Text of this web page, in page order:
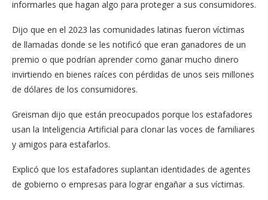
informarles que hagan algo para proteger a sus consumidores.
Dijo que en el 2023 las comunidades latinas fueron víctimas
de llamadas donde se les notificó que eran ganadores de un
premio o que podrían aprender como ganar mucho dinero
invirtiendo en bienes raíces con pérdidas de unos seis millones
de dólares de los consumidores.
Greisman dijo que están preocupados porque los estafadores
usan la Inteligencia Artificial para clonar las voces de familiares
y amigos para estafarlos.
Explicó que los estafadores suplantan identidades de agentes
de gobierno o empresas para lograr engañar a sus víctimas.